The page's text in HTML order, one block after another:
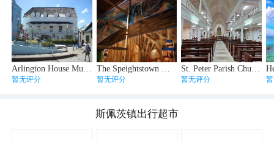
暂无评分 暂无评分 暂无评分
斯佩茨镇出行超市